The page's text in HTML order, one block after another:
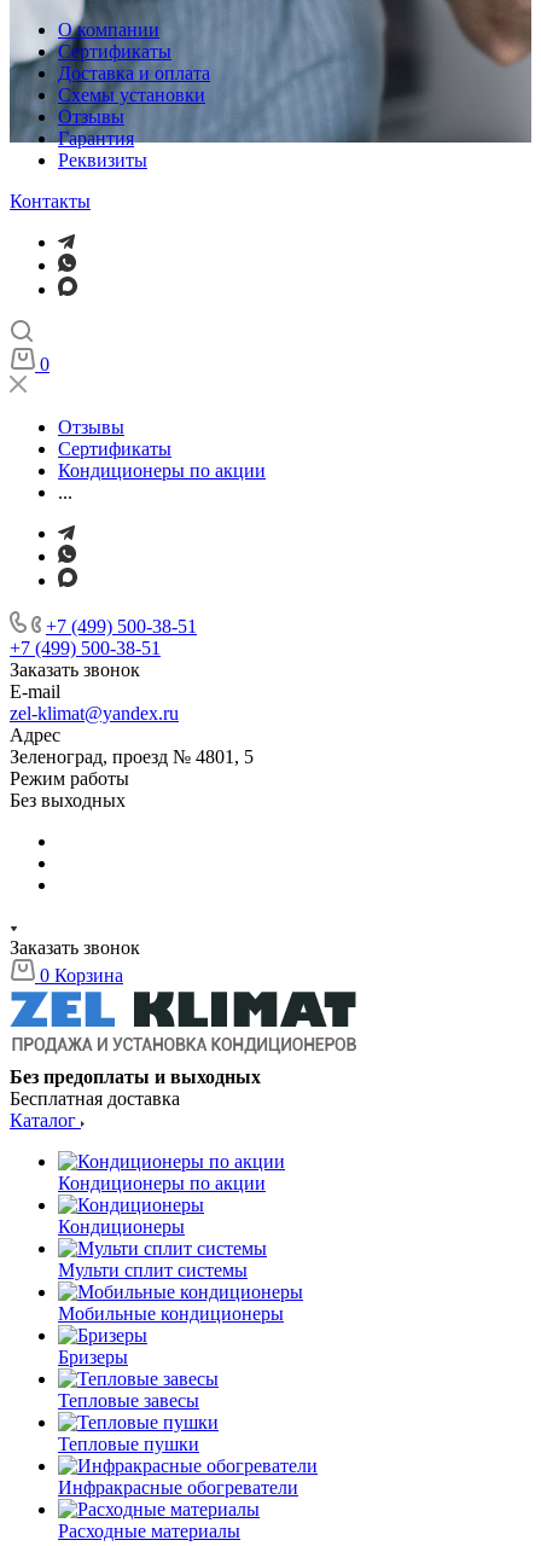
О компании
Сертификаты
Доставка и оплата
Схемы установки
Отзывы
Гарантия
Реквизиты
Контакты
0
Отзывы
Сертификаты
Кондиционеры по акции
...
+7 (499) 500-38-51
+7 (499) 500-38-51
Заказать звонок
E-mail
zel-klimat@yandex.ru
Адрес
Зеленоград, проезд № 4801, 5
Режим работы
Без выходных
Заказать звонок
0 Корзина
Без предоплаты и выходных
Бесплатная доставка
Каталог
Кондиционеры по акции
Кондиционеры
Мульти сплит системы
Мобильные кондиционеры
Бризеры
Тепловые завесы
Тепловые пушки
Инфракрасные обогреватели
Расходные материалы